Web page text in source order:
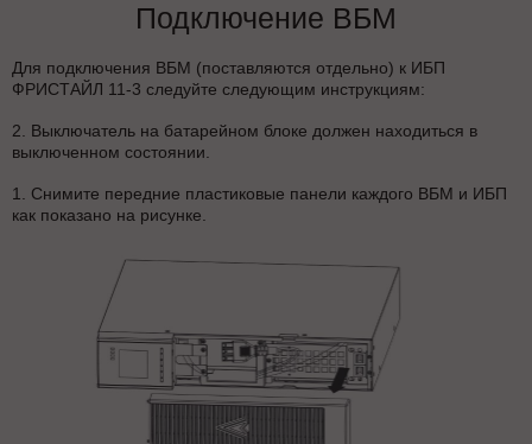
Подключение ВБМ
Для подключения ВБМ (поставляются отдельно) к ИБП
ФРИСТАЙЛ 11-3 следуйте следующим инструкциям:
2. Выключатель на батарейном блоке должен находиться в
выключенном состоянии.
1. Снимите передние пластиковые панели каждого ВБМ и ИБП
как показано на рисунке.